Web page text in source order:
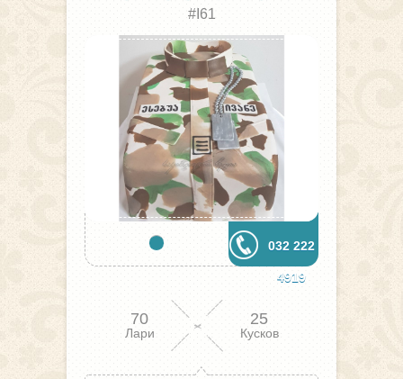
#I61
032 222
4919
70
Лари
25
Кусков